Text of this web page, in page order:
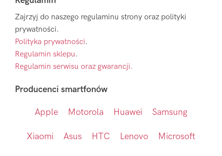
Zajrzyj do naszego regulaminu strony oraz polityki
prywatności.
Polityka prywatności.
Regulamin sklepu.
Regulamin serwisu oraz gwarancji.
Producenci smartfonów
Apple Motorola Huawei Samsung
Xiaomi Asus HTC Lenovo Microsoft